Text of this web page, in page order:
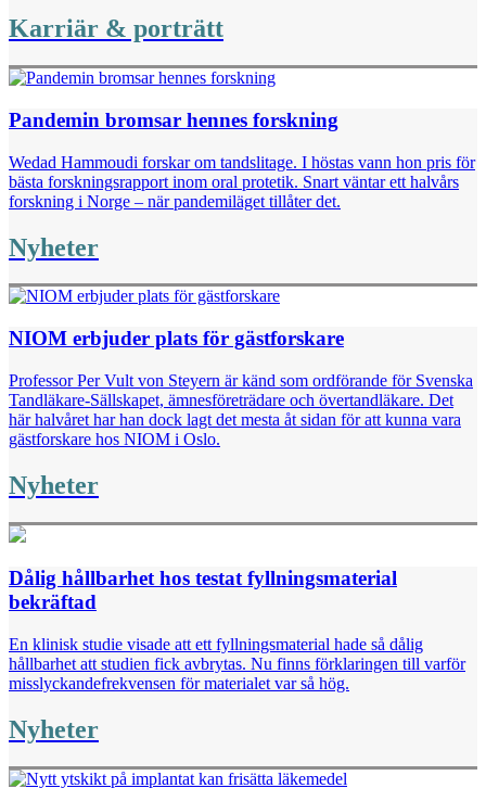
Karriär & porträtt
Pandemin bromsar hennes forskning
Wedad Hammoudi forskar om tandslitage. I höstas vann hon pris för
bästa forsknings­rapport inom oral protetik. Snart väntar ett halvårs
forskning i Norge – när pandemiläget tillåter det.
Nyheter
NIOM erbjuder plats för gästforskare
Professor Per Vult von Steyern är känd som ordförande för Svenska
Tandläkare-Sällskapet, ämnesföreträdare och övertandläkare. Det
här halvåret har han dock lagt det mesta åt sidan för att kunna vara
gästforskare hos NIOM i Oslo.
Nyheter
Dålig hållbarhet hos testat fyllningsmaterial
bekräftad
En klinisk studie visade att ett fyllningsmaterial hade så dålig
hållbarhet att studien fick avbrytas. Nu finns förklaringen till varför
misslyckandefrekvensen för materialet var så hög.
Nyheter